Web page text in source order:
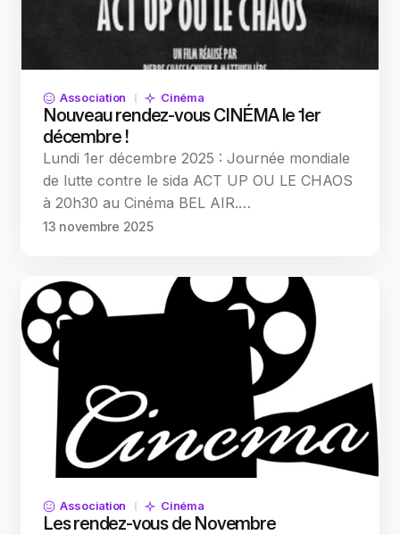
Association Cinéma
Nouveau rendez-vous CINÉMA le 1er
décembre !
Lundi 1er décembre 2025 : Journée mondiale
de lutte contre le sida ACT UP OU LE CHAOS
à 20h30 au Cinéma BEL AIR.…
13 novembre 2025
Association Cinéma
Les rendez-vous de Novembre